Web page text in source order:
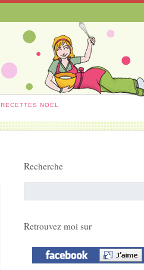
RECETTES NOËL
Recherche
Retrouvez moi sur